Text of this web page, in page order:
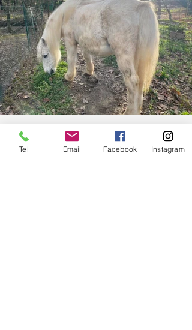
Tel Email Facebook Instagram